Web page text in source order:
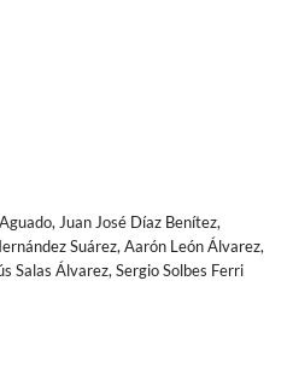
Juan José Díaz Benítez,
Suárez, Aarón León Álvarez,
Salas Álvarez, Sergio Solbes Ferri